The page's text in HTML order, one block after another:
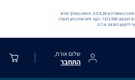
שלום אורח,
התחבר